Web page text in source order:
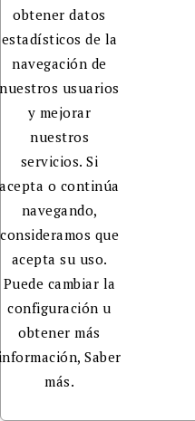
obtener datos
estadísticos de la
navegación de
nuestros usuarios
y mejorar
nuestros
servicios. Si
acepta o continúa
navegando,
consideramos que
acepta su uso.
Puede cambiar la
configuración u
obtener más
Saber
más.